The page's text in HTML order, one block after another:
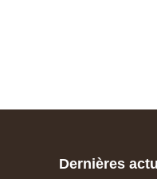
Dernières